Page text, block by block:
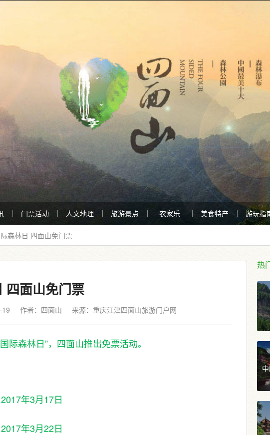
门票活动 人文地理 旅游景点 农家乐 美食特产 游玩指
森林日 四面山免门票
四面山免门票
作者：四面山 来源： 重庆江津四面山旅游门户网
际森林日”，四面山推出免票活动。
年3月17日
年3月22日
热